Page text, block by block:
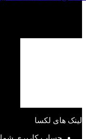
لینک های لکسا